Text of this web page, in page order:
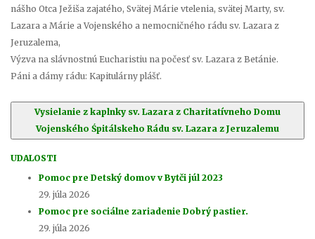
nášho Otca Ježiša zajatého, Svätej Márie vtelenia, svätej Marty, sv.
Lazara a Márie a Vojenského a nemocničného rádu sv. Lazara z
Jeruzalema,
Výzva na slávnostnú Eucharistiu na počesť sv. Lazara z Betánie.
Páni a dámy rádu: Kapitulárny plášť.
Vysielanie z kaplnky sv. Lazara z Charitatívneho Domu
Vojenského Śpitálskeho Rádu sv. Lazara z Jeruzalemu
UDALOSTI
Pomoc pre Detský domov v Bytči júl 2023
29. júla 2026
Pomoc pre sociálne zariadenie Dobrý pastier.
29. júla 2026